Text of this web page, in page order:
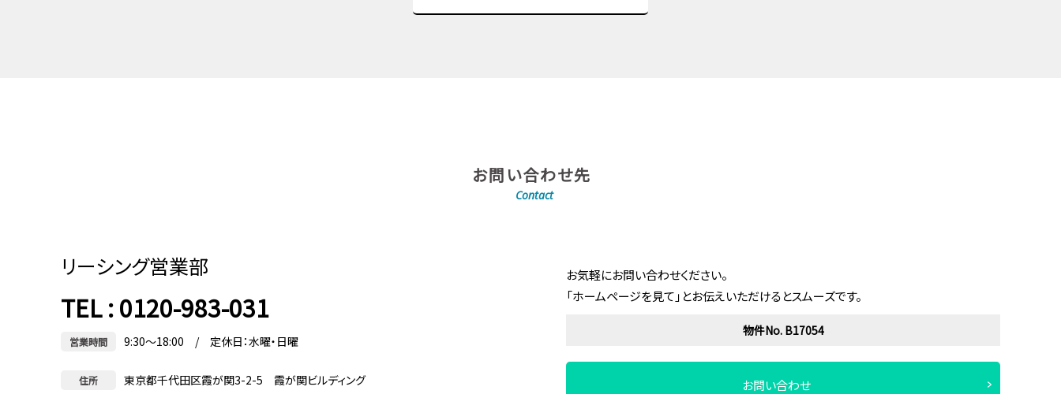
お問い合わせ先
Contact
お気軽にお問い合わせください。
「ホームページを見て」とお伝えいただけるとスムーズです。
物件No. B17054
お問い合わせ
リーシング営業部
TEL : 0120-983-031
営業時間 9:30～18:00 / 定休日：水曜・日曜
住所
東京都千代田区霞が関3-2-5 霞が関ビルディング